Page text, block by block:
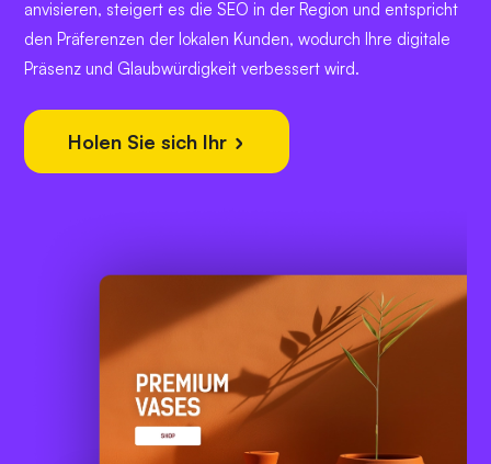
anvisieren, steigert es die SEO in der Region und entspricht
den Präferenzen der lokalen Kunden, wodurch Ihre digitale
Präsenz und Glaubwürdigkeit verbessert wird.
Holen Sie sich Ihr